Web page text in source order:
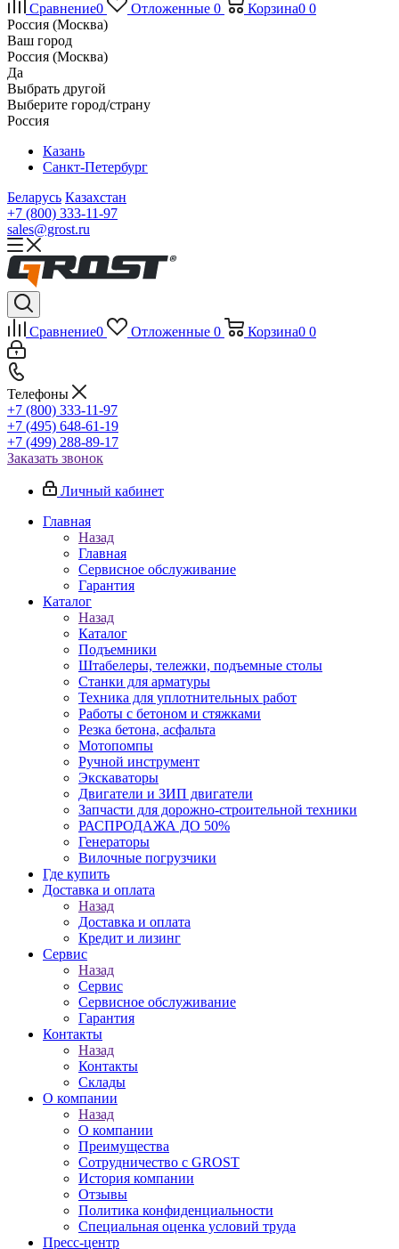
Сравнение0 Отложенные 0 Корзина0 0
Россия (Москва)
Ваш город
Россия (Москва)
Да
Выбрать другой
Выберите город/страну
Россия
Казань
Санкт-Петербург
Беларусь Казахстан
+7 (800) 333-11-97
sales@grost.ru
Сравнение0 Отложенные 0 Корзина0 0
Телефоны
+7 (800) 333-11-97
+7 (495) 648-61-19
+7 (499) 288-89-17
Заказать звонок
Личный кабинет
Главная
Назад
Главная
Сервисное обслуживание
Гарантия
Каталог
Назад
Каталог
Подъемники
Штабелеры, тележки, подъемные столы
Станки для арматуры
Техника для уплотнительных работ
Работы с бетоном и стяжками
Резка бетона, асфальта
Мотопомпы
Ручной инструмент
Экскаваторы
Двигатели и ЗИП двигатели
Запчасти для дорожно-строительной техники
РАСПРОДАЖА ДО 50%
Генераторы
Вилочные погрузчики
Где купить
Доставка и оплата
Назад
Доставка и оплата
Кредит и лизинг
Сервис
Назад
Сервис
Сервисное обслуживание
Гарантия
Контакты
Назад
Контакты
Склады
О компании
Назад
О компании
Преимущества
Сотрудничество с GROST
История компании
Отзывы
Политика конфиденциальности
Специальная оценка условий труда
Пресс-центр